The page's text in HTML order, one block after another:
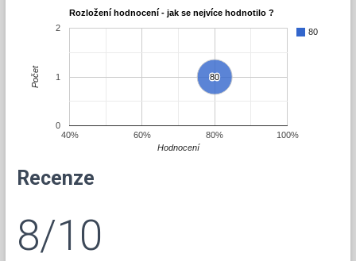
Rozložení hodnocení - jak se nejvíce hodnotilo ?
80
80
80
40% 60% 80% 100%
0
1
2
Hodnocení
Počet
Recenze
8/10